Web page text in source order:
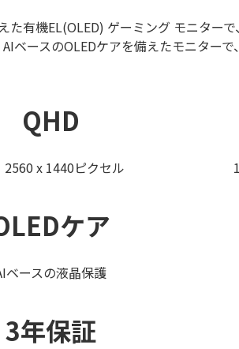
有機EL(OLED) ゲーミング モニター
ースのOLEDケアを備えたモニターで
QHD
2560 x 1440ピクセル
ケア
ベースの液晶保護
3年保証